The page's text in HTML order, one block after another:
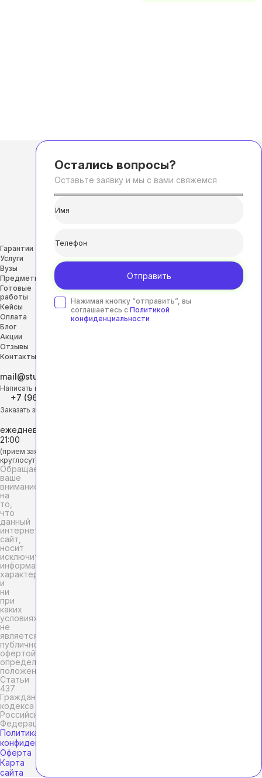
Гарантии
Услуги
Вузы
Предметы
Готовые
работы
Кейсы
Оплата
Блог
Акции
Отзывы
Контакты
mail@studhelp-online.ru
Написать на почту
+7 (968) 453-29-88
Заказать звонок
ежедневно с 9:00 до
21:00
(прием заявок
круглосуточно)
Обращаем
ваше
внимание
на
то,
что
данный
интернет-
сайт,
носит
исключительно
информационный
характер
и
ни
при
каких
условиях
не
является
публичной
офертой,
определяемой
положениями
Статьи
437
Гражданского
кодекса
Российской
Федерации.
Политика
конфиденциальности
Оферта
Карта
сайта
Остались вопросы?
Оставьте заявку и мы с вами свяжемся
Отправить
Нажимая кнопку “отправить”, вы
соглашаетесь с Политикой
конфиденциальности